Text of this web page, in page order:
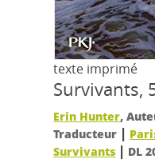
texte imprimé
Survivants,
Erin Hunter,
Traducteur |
Survivants | DL